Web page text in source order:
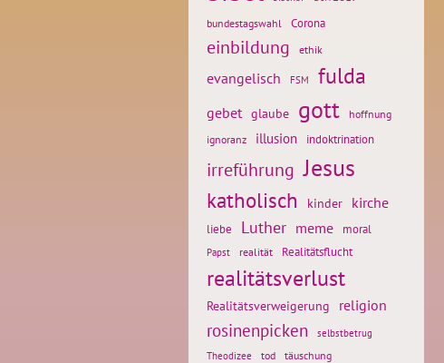
bundestagswahl Corona
einbildung ethik
evangelisch FSM fulda
gebet glaube gott
hoffnung
ignoranz
illusion indoktrination
irreführung Jesus
katholisch kinder kirche
liebe Luther meme moral
Papst realität Realitätsflucht
realitätsverlust
Realitätsverweigerung religion
rosinenpicken
selbstbetrug
Theodizee
tod täuschung